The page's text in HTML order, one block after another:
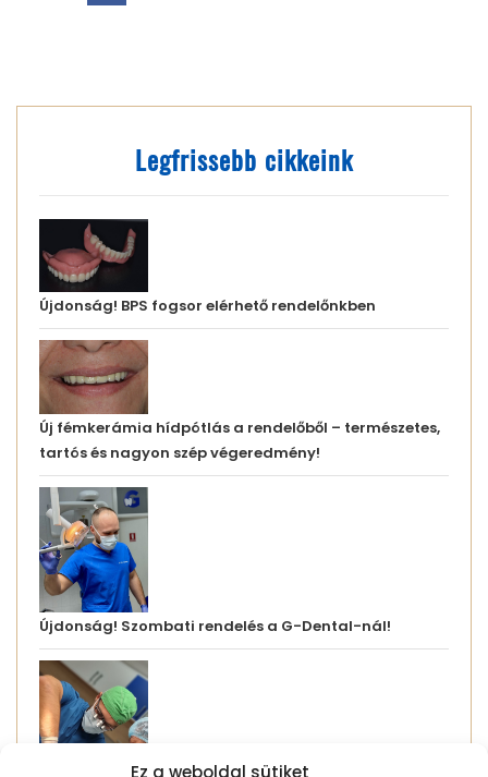
Ez a weboldal sütiket
Legfrissebb cikkeink
Újdonság! BPS fogsor elérhető rendelőnkben
Új fémkerámia hídpótlás a rendelőből – természetes,
tartós és nagyon szép végeredmény!
Újdonság! Szombati rendelés a G-Dental-nál!